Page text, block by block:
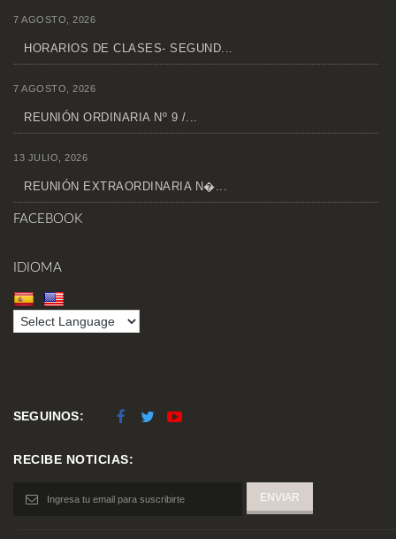
7 AGOSTO, 2026
HORARIOS DE CLASES- SEGUND...
7 AGOSTO, 2026
REUNIÓN ORDINARIA Nº 9 /...
13 JULIO, 2026
REUNIÓN EXTRAORDINARIA N�...
FACEBOOK
IDIOMA
SEGUINOS:
RECIBE NOTICIAS: